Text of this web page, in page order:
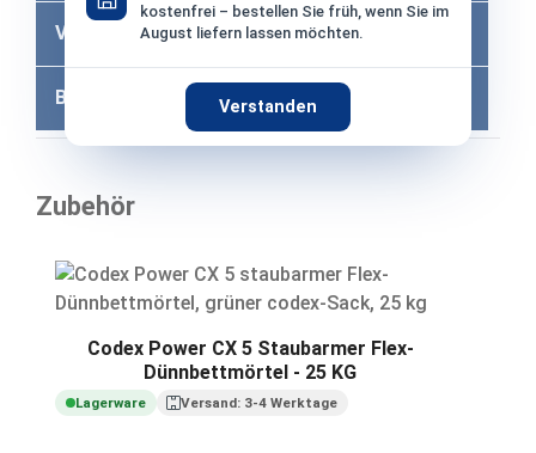
kostenfrei – bestellen Sie früh, wenn Sie im
August liefern lassen möchten.
Verstanden
Versandkosten
Bewertungen
Zubehör
Codex Power CX 5 Staubarmer Flex-
Dünnbettmörtel - 25 KG
Lagerware Versand: 3-4 Werktage